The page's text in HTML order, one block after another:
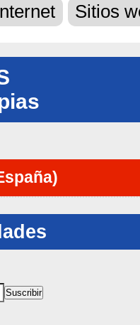
Sitios
Suscribir